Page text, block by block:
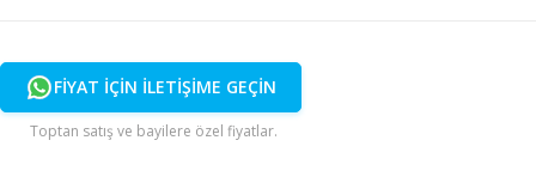
FİYAT İÇİN İLETİŞİME GEÇİN
Toptan satış ve bayilere özel fiyatlar.